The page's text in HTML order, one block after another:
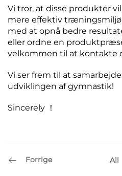
Vi tror, at disse produkter
mere effektiv
med at opnå bedre
eller ordne en
velkommen til at kontakte
Vi ser frem til at
udviklingen af gymnastik!
Sincerely ！
Forrige All